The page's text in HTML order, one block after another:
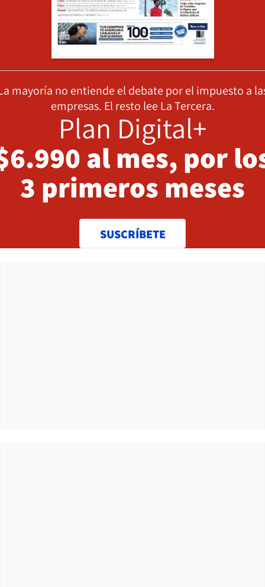
mayoría no entiende el debate por el impuesto a
empresas. El resto lee La Tercera.
Plan Digital+
al mes, por
3 primeros meses
SUSCRÍBETE